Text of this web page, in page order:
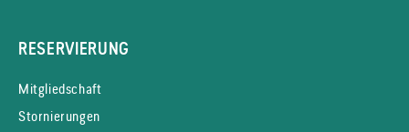
RESERVIERUNG
Mitgliedschaft
Stornierungen